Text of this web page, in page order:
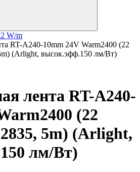
W/m
RT-A240-10mm 24V Warm2400 (22
(Arlight, высок.эфф.150 лм/Вт)
лента RT-A240-
(22
5m) (Arlight,
лм/Вт)